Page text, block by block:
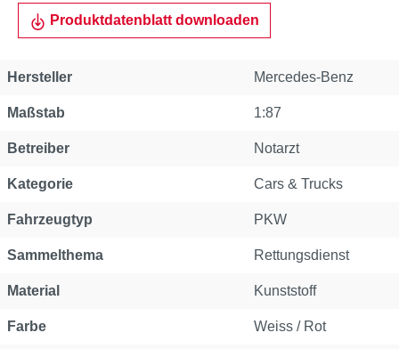
Produktdatenblatt downloaden
Hersteller Mercedes-Benz
Maßstab 1:87
Betreiber Notarzt
Kategorie Cars & Trucks
Fahrzeugtyp PKW
Sammelthema Rettungsdienst
Material Kunststoff
Farbe Weiss / Rot